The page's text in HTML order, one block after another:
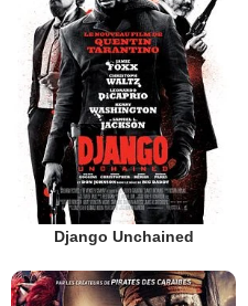
Django Unchained